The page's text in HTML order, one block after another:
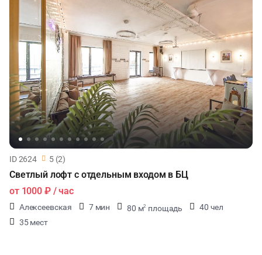
ID 2624 5 (2)
Светлый лофт с отдельным входом в БЦ
от 1000 ₽/ час
Алексеевская 7 мин 80 м2 площадь
40 чел
35 мест